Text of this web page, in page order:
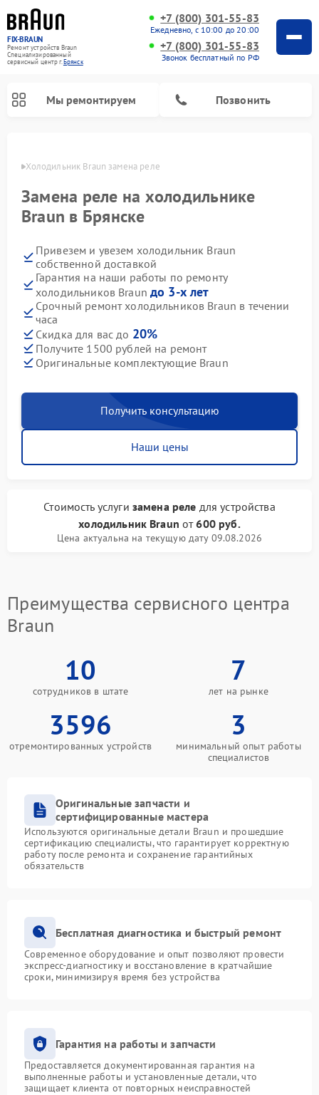
FIX-BRAUN
Ремонт устройств Braun
Специализированный
cервисный центр г.Брянск
+7 (800) 301-55-83
Ежедневно, с 10:00 до 20:00
+7 (800) 301-55-83
Звонок бесплатный по РФ
Мы ремонтируем Позвонить
Холодильник Braun замена реле
Замена реле на холодильнике
Braun в Брянске
Привезем и увезем холодильник Braun
собственной доставкой
Гарантия на наши работы по ремонту
холодильников Braunдо 3-х лет
Срочный ремонт холодильников Braun в течении
часа
Скидка для вас до 20%
Получите 1500 рублей на ремонт
Оригинальные комплектующие Braun
Получить консультацию
Наши цены
Стоимость услуги замена реле для устройства
холодильник Braun от600 руб.
Цена актуальна на текущую дату 09.08.2026
Преимущества сервисного центра
Braun
10
сотрудников в штате
7
лет на рынке
3596
отремонтированных устройств
3
минимальный опыт работы
специалистов
Оригинальные запчасти и
сертифицированные мастера
Используются оригинальные детали Braun и прошедшие
сертификацию специалисты, что гарантирует корректную
работу после ремонта и сохранение гарантийных
обязательств
Бесплатная диагностика и быстрый ремонт
Современное оборудование и опыт позволяют провести
экспресс-диагностику и восстановление в кратчайшие
сроки, минимизируя время без устройства
Гарантия на работы и запчасти
Предоставляется документированная гарантия на
выполненные работы и установленные детали, что
защищает клиента от повторных неисправностей